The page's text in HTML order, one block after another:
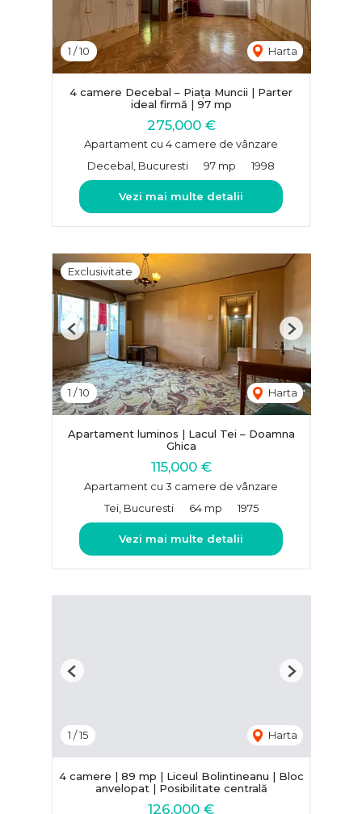
1 /10 Harta
4 camere Decebal – Piața Muncii | Parter
ideal firmă | 97 mp
275,000 €
Apartament cu 4 camere de vânzare
Decebal, Bucuresti
97 mp 1998
Vezi mai multe detalii
Exclusivitate
1 /10 Harta
Previous Next
Apartament luminos | Lacul Tei – Doamna
Ghica
115,000 €
Apartament cu 3 camere de vânzare
Tei, Bucuresti
64 mp 1975
Vezi mai multe detalii
1 /15 Harta
Previous Next
4 camere | 89 mp | Liceul Bolintineanu | Bloc
anvelopat | Posibilitate centrală
126,000 €